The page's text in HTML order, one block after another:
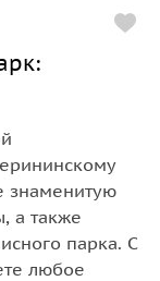
знаменитую
а также
парка. С
любое